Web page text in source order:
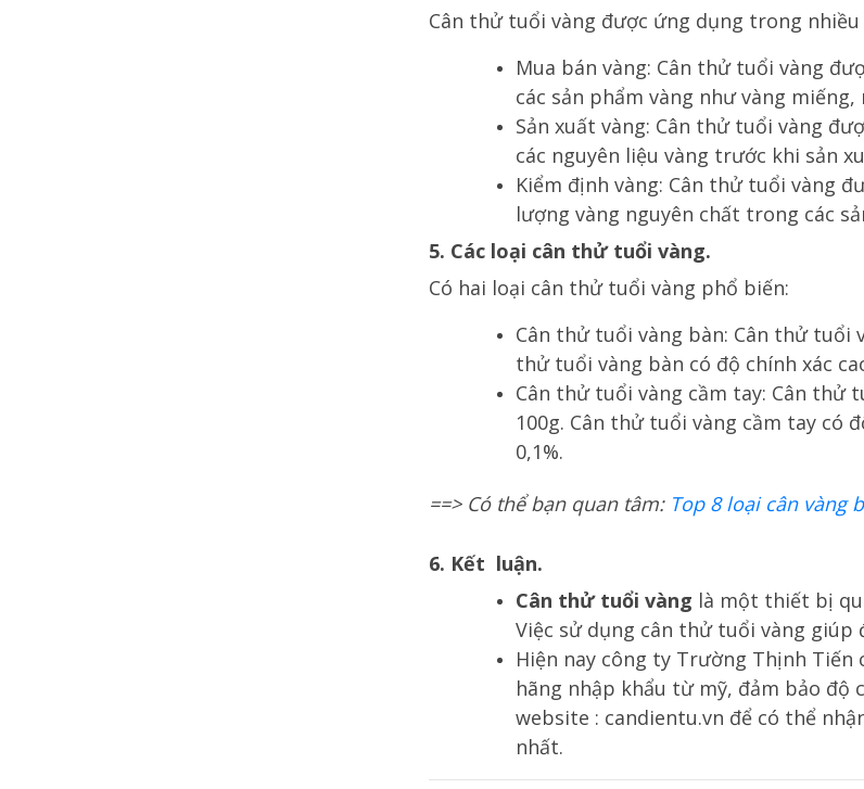
Cân thử tuổi vàng được ứng dụng trong
Mua bán vàng: Cân thử tuổi vàng
các sản phẩm vàng như vàng miếng,
Sản xuất vàng: Cân thử tuổi vàng
các nguyên liệu vàng trước khi sản
Kiểm định vàng: Cân thử tuổi vàng
lượng vàng nguyên chất trong các
5. Các loại cân thử tuổi vàng.
Có hai loại cân thử tuổi vàng phổ biến:
Cân thử tuổi vàng bàn: Cân thử tuổi
thử tuổi vàng bàn có độ chính xác
Cân thử tuổi vàng cầm tay: Cân thử
100g. Cân thử tuổi vàng cầm tay có
0,1%.
==> Có thể bạn quan tâm: Top 8 loại cân vàng
6. Kết luận.
Cân thử tuổi vàng là một thiết bị
Việc sử dụng cân thử tuổi vàng
Hiện nay công ty Trường Thịnh
hãng nhập khẩu từ mỹ, đảm bảo độ
website : candientu.vn để có thể
nhất.